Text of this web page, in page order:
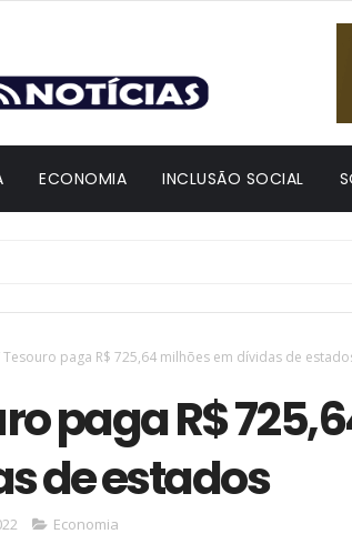
ECONOMIA INCLUSÃO SOCIAL
Tesouro paga R$ 725,64 milhões em dívidas de
paga R$
de estados
Economia